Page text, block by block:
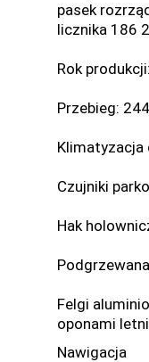
pasek
licznika 186
Rok
Przebieg:
Czujniki
Hak
Felgi
oponami
Nawigacja